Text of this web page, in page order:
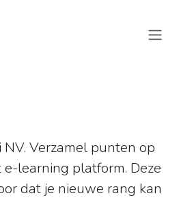
Verzamel punten op
learning platform. Deze
dat je nieuwe rang kan